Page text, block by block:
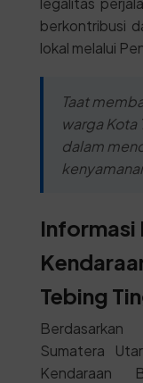
berkontribusi
lokal melalui
Taat
warga Kota
dalam
Informasi
Tebing
Sumatera
Kendaraan